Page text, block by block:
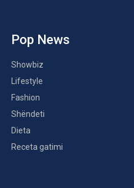
Pop News
Showbiz
Lifestyle
Fashion
Shëndeti
Dieta
Receta gatimi